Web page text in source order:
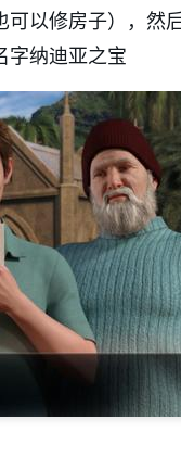
以修房子），然
字纳迪亚之宝